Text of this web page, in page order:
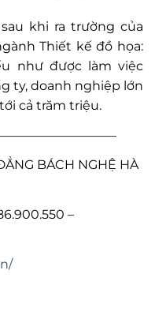
khi ra trường của
Thiết kế đồ họa:
như được làm việc
ty, doanh nghiệp lớn
cả trăm triệu.
BÁCH NGHỆ HÀ
–